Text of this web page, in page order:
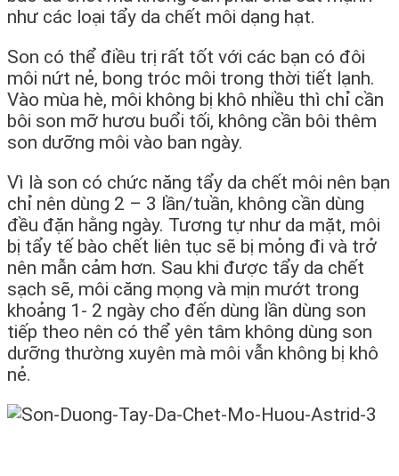
như các loại tẩy da chết môi dạng hạt.
Son có thể điều trị rất tốt với các bạn có đôi
môi nứt nẻ, bong tróc môi trong thời tiết lạnh.
Vào mùa hè, môi không bị khô nhiều thì chỉ cần
bôi son mỡ hươu buổi tối, không cần bôi thêm
son dưỡng môi vào ban ngày.
Vì là son có chức năng tẩy da chết môi nên bạn
chỉ nên dùng 2 – 3 lần/tuần, không cần dùng
đều đặn hằng ngày. Tương tự như da mặt, môi
bị tẩy tế bào chết liên tục sẽ bị mỏng đi và trở
nên mẫn cảm hơn. Sau khi được tẩy da chết
sạch sẽ, môi căng mọng và mịn mướt trong
khoảng 1- 2 ngày cho đến dùng lần dùng son
tiếp theo nên có thể yên tâm không dùng son
dưỡng thường xuyên mà môi vẫn không bị khô
nẻ.